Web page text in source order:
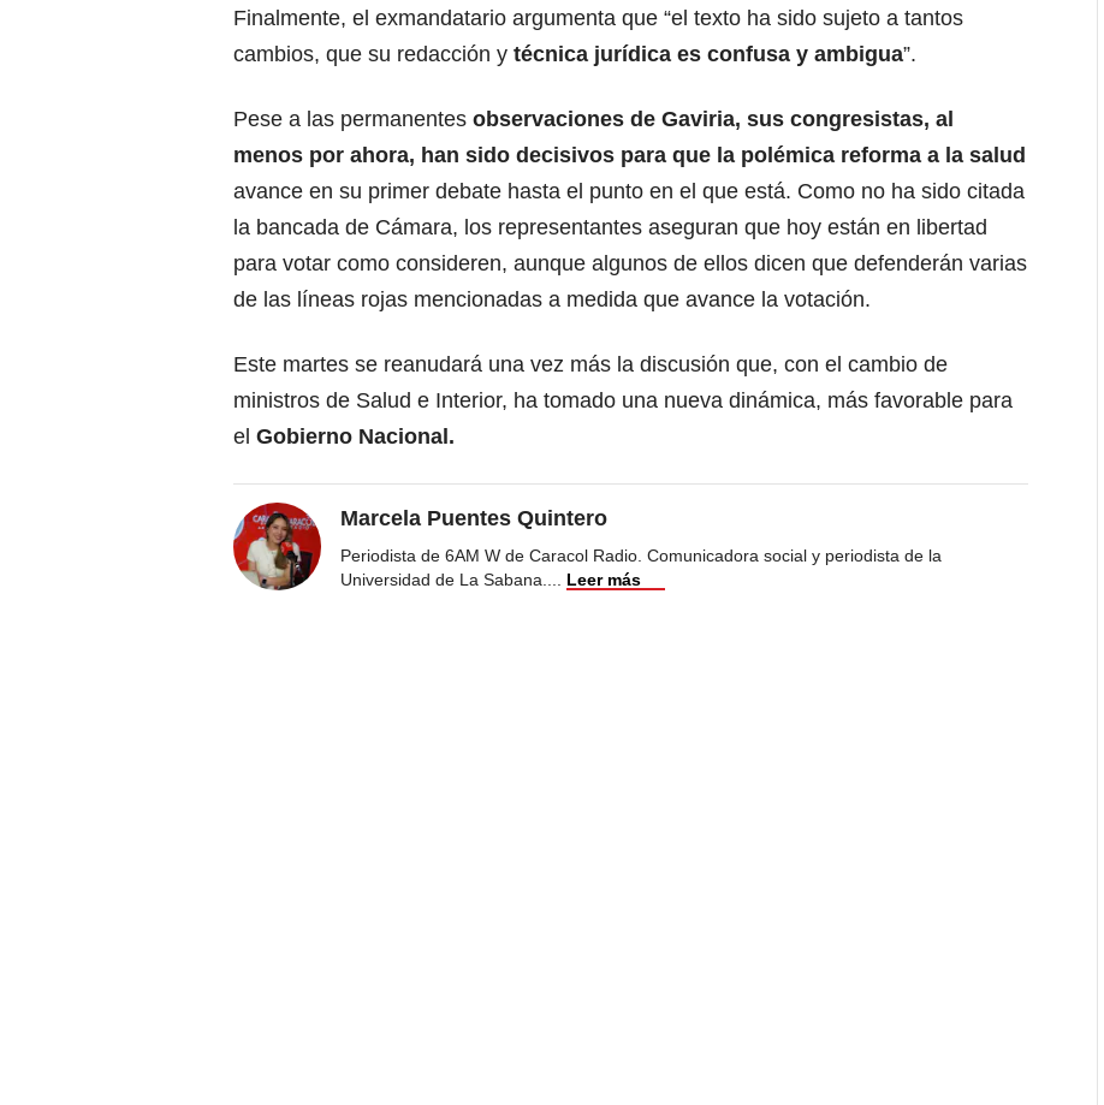
Finalmente, el exmandatario argumenta que “el texto ha sido sujeto a tantos
cambios, que su redacción y técnica jurídica es confusa y ambigua”.
Pese a las permanentes observaciones de Gaviria, sus congresistas, al
menos por ahora, han sido decisivos para que la polémica reforma a la salud
avance en su primer debate hasta el punto en el que está. Como no ha sido citada
la bancada de Cámara, los representantes aseguran que hoy están en libertad
para votar como consideren, aunque algunos de ellos dicen que defenderán varias
de las líneas rojas mencionadas a medida que avance la votación.
Este martes se reanudará una vez más la discusión que, con el cambio de
ministros de Salud e Interior, ha tomado una nueva dinámica, más favorable para
el Gobierno Nacional.
Marcela Puentes Quintero
Periodista de 6AM W de Caracol Radio. Comunicadora social y periodista de la
Universidad de La Sabana.
Leer más